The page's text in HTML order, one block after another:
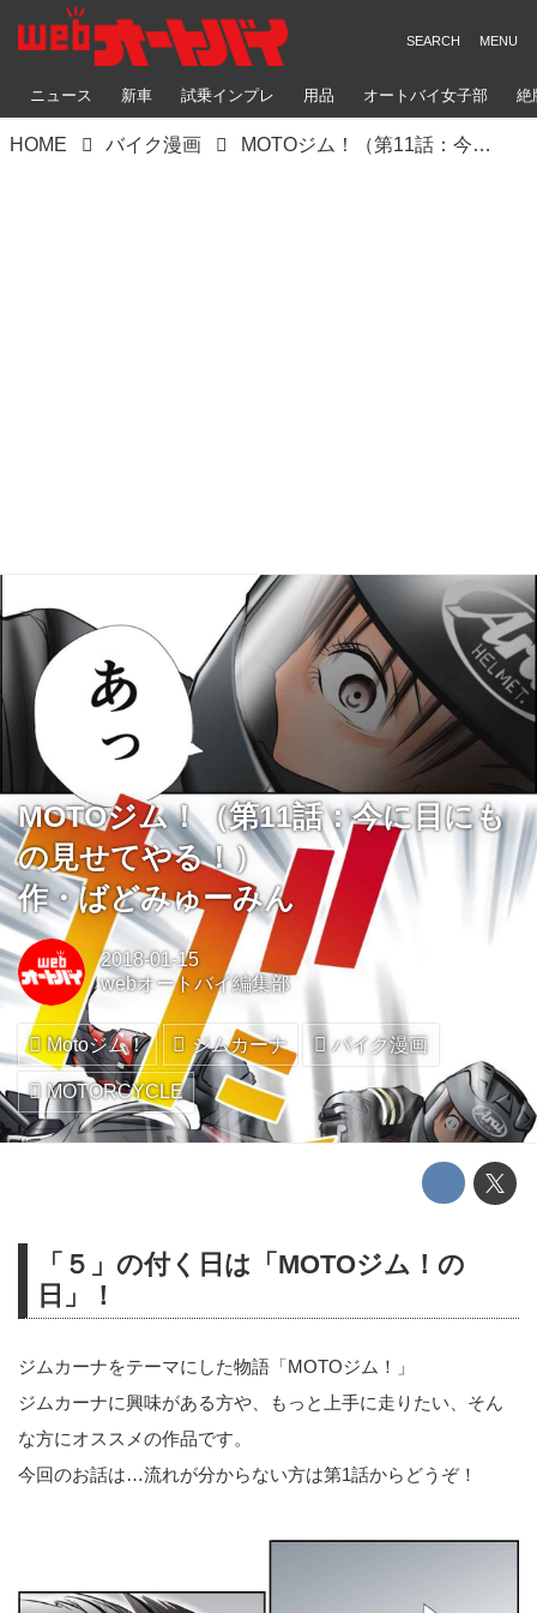
ニュース 新車 試乗インプレ 用品 オートバイ女子部 絶
HOME バイク漫画 MOTOジム！（第11話：今に目にもの見せてやる！） 作・ばどみゅーみん
MOTOジム！（第11話：今に目にも
の見せてやる！）
作・ばどみゅーみん
2018-01-15
webオートバイ編集部
Motoジム！ ジムカーナ バイク漫画
MOTORCYCLE
「５」の付く日は「MOTOジム！の
日」！
ジムカーナをテーマにした物語「MOTOジム！」
ジムカーナに興味がある方や、もっと上手に走りたい、そん
な方にオススメの作品です。
今回のお話は…流れが分からない方は第1話からどうぞ！